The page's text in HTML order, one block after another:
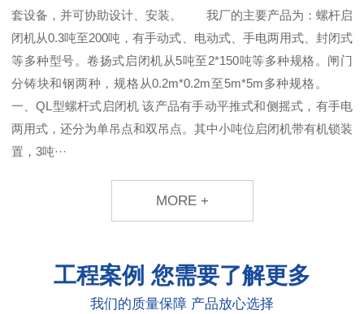
套设备，并可协助设计、安装。 我厂的主要产品为：螺杆启
闭机从0.3吨至200吨，有手动式、电动式、手电两用式、封闭式
等多种型号。卷扬式启闭机从5吨至2*150吨等多种规格。闸门
分铸块和钢两种，规格从0.2m*0.2m至5m*5m多种规格。
一、QL型螺杆式启闭机 该产品有手动平推式和侧摇式，有手电
两用式，还分为单吊点和双吊点。其中小吨位启闭机带有机锁装
置，3吨···
MORE +
工程案例 您需要了解更多
我们的质量保障 产品放心选择